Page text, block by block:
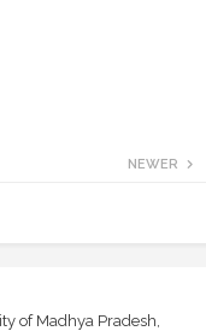
NEWER
of Madhya Pradesh,